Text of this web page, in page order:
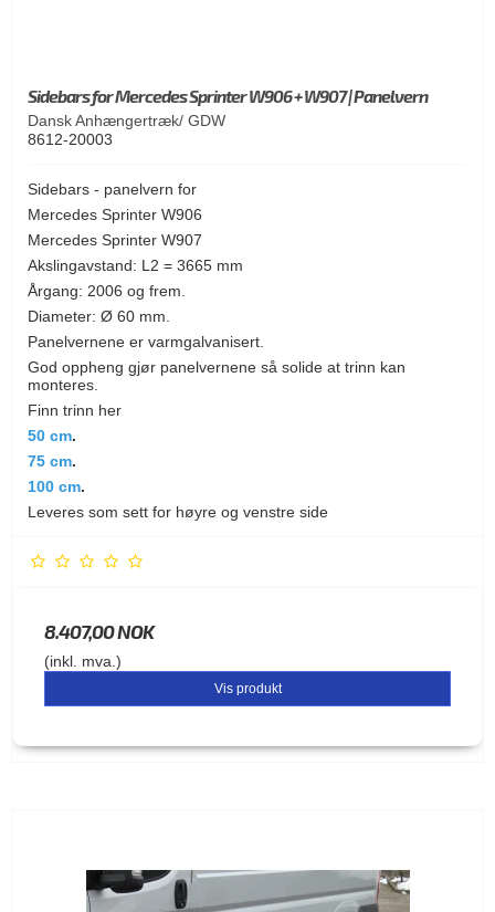
Sidebars for Mercedes Sprinter W906 + W907 | Panelvern
Dansk Anhængertræk/ GDW
8612-20003
Sidebars - panelvern for
Mercedes Sprinter W906
Mercedes Sprinter W907
Akslingavstand: L2 = 3665 mm
Årgang: 2006 og frem.
Diameter: Ø 60 mm.
Panelvernene er varmgalvanisert.
God oppheng gjør panelvernene så solide at trinn kan
monteres.
Finn trinn her
50 cm.
75 cm.
100 cm.
Leveres som sett for høyre og venstre side
8.407,00 NOK
(inkl. mva.)
Vis produkt